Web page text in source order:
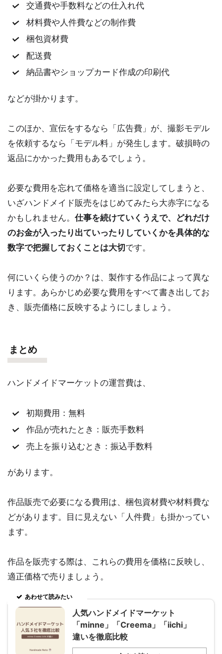
交通費や手数料などの仕入れ代
材料費や人件費などの制作費
梱包資材費
配送費
納品書やショップカード作成の印刷代
などが掛かります。
このほか、宣伝をするなら「広告費」が、撮影モデル
を依頼するなら「モデル料」が発生します。破損時の
返品にかかった費用もあるでしょう。
必要な費用を忘れて価格を適当に設定してしまうと、
いざハンドメイド販売をはじめてみたら大赤字になる
かもしれません。 仕事を続けていくうえで、どれだけ
のお金が入ったり出ていったりしていくかを具体的な
数字で把握しておくことは大切です。
何にいくら使うのか？は、製作する作品によって異な
ります。あらかじめ必要な費用をすべて書き出してお
き、販売価格に反映するようにしましょう。
まとめ
ハンドメイドマーケットの運営費は、
初期費用：無料
作品が売れたとき：販売手数料
売上を振り込むとき：振込手数料
があります。
作品販売で必要になる費用は、梱包資材費や材料費な
どがあります。目に見えない「人件費」も掛かってい
ます。
作品を販売する際は、これらの費用を価格に反映し、
適正価格で売りましょう。
あわせて読みたい
人気ハンドメイドマーケット
「minne」「Creema」「iichi」
違いを徹底比較